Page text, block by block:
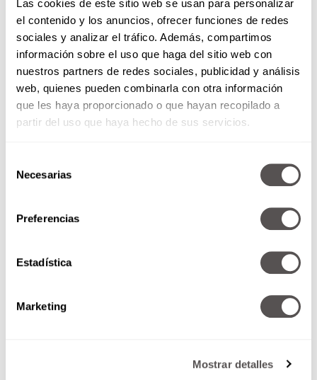
Las cookies de este sitio web se usan para personalizar
el contenido y los anuncios, ofrecer funciones de redes
sociales y analizar el tráfico. Además, compartimos
información sobre el uso que haga del sitio web con
nuestros partners de redes sociales, publicidad y análisis
web, quienes pueden combinarla con otra información
que les haya proporcionado o que hayan recopilado a
partir del uso que haya hecho de sus servicios.
Necesarias
Preferencias
Estadística
Marketing
Mostrar detalles
Sesgo del resultado.
Juzgar una decisión con base en el resultado y
no por la manera en que se tomó la decisión.
Aunque ganaste la apuesta, apostar no
necesariamente es buena decisión.
Confiar demasiado en tus habilidades y sentirte
más capaz. Como creer que, por correr 3km, ya